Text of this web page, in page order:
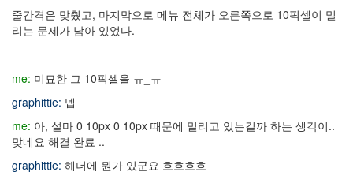
줄간격은 맞췄고, 마지막으로 메뉴 전체가 오른쪽으로 10픽셀이 밀
리는 문제가 남아 있었다.
me: 미묘한 그 10픽셀을 ㅠ_ㅠ
graphittie: 넵
me: 아, 설마 0 10px 0 10px 때문에 밀리고 있는걸까 하는 생각이..
맞네요 해결 완료 ..
graphittie: 헤더에 뭔가 있군요 흐흐흐흐